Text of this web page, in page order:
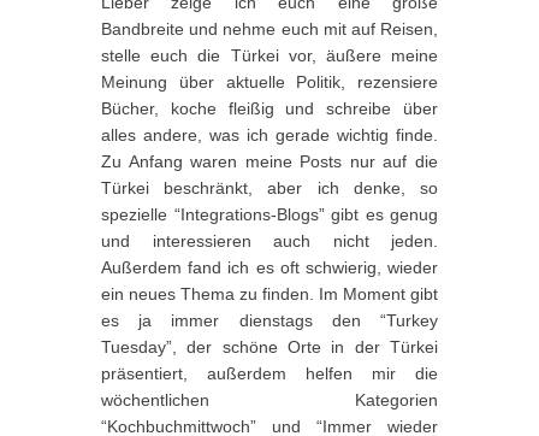
Bandbreite und nehme euch mit auf Reisen,
stelle euch die Türkei vor, äußere meine
Meinung über aktuelle Politik, rezensiere
Bücher, koche fleißig und schreibe über
alles andere, was ich gerade wichtig finde.
Zu Anfang waren meine Posts nur auf die
Türkei beschränkt, aber ich denke, so
spezielle “Integrations-Blogs” gibt es genug
und interessieren auch nicht jeden.
Außerdem fand ich es oft schwierig, wieder
ein neues Thema zu finden. Im Moment gibt
es ja immer dienstags den “Turkey
Tuesday”, der schöne Orte in der Türkei
präsentiert, außerdem helfen mir die
wöchentlichen Kategorien
“Kochbuchmittwoch” und “Immer wieder